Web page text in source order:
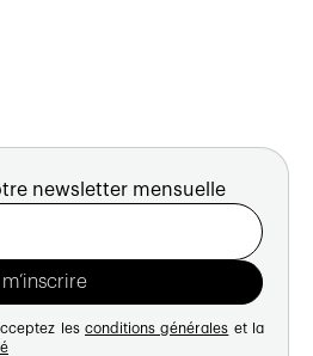
newsletter mensuelle
les conditions générales et la